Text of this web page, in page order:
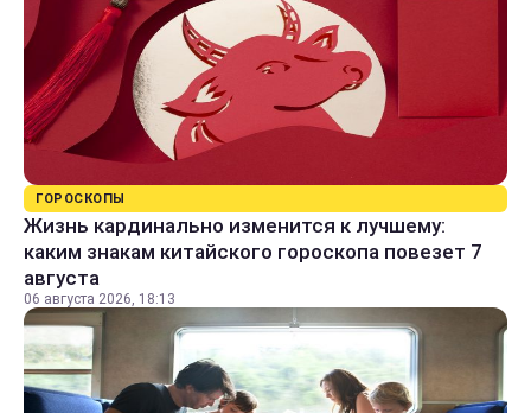
ГОРОСКОПЫ
Жизнь кардинально изменится к лучшему:
каким знакам китайского гороскопа повезет 7
августа
06 августа 2026, 18:13